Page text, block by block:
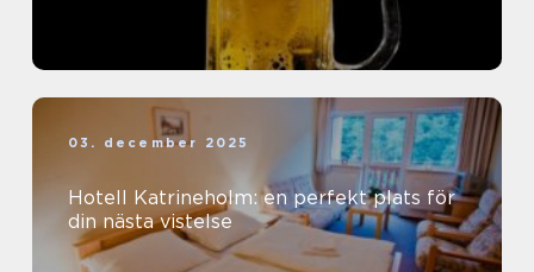
03. december 2025
Hotell Katrineholm: en perfekt plats för
din nästa vistelse